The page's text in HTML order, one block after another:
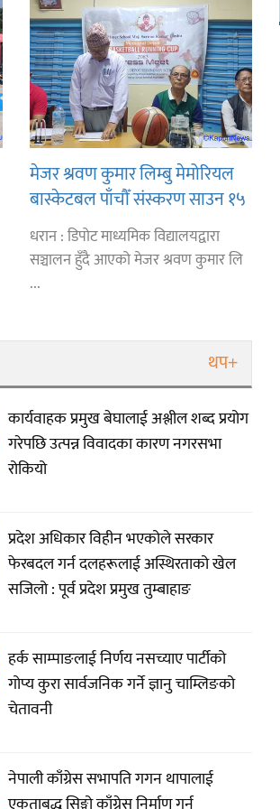
मेजर श्रवण कुमार लिम्बु मेमोरियल
बास्केटबल पाँचौँ संस्करण साउन १५
देखि
धरान : डिपोट माध्यमिक विद्यालयद्वारा
सञ्चालन हुँदै आएको मेजर श्रवण कुमार लि
...
थप+
कार्यवाहक प्रमुख बेघालाई अश्लील शब्द प्रयोग
गरेपछि उत्पन्न विवादका कारण नगरसभा
रोकियो
प्रदेश अधिकार विहीन भएकोले सरकार
फेरबदल गर्न दलहरूलाई अस्थिरताको खेल
सजिलो : पूर्व प्रदेश प्रमुख तुम्बाहाङ
हर्क साम्पाङलाई निर्णय नसच्याए पार्टीको
गोप्य कुरा सार्वजनिक गर्ने ज्ञानु चाम्लिङको
चेतावनी
नेपाली काँग्रेस सभापति गगन थापालाई